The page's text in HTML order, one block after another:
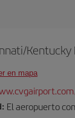
en mapa
El aeropuerto